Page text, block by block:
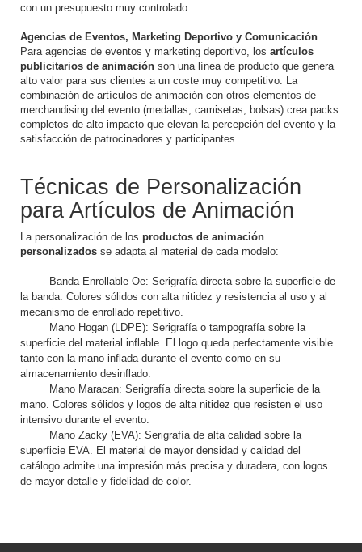
con un presupuesto muy controlado.
Agencias de Eventos, Marketing Deportivo y Comunicación
Para agencias de eventos y marketing deportivo, los artículos
publicitarios de animación son una línea de producto que genera
alto valor para sus clientes a un coste muy competitivo. La
combinación de artículos de animación con otros elementos de
merchandising del evento (medallas, camisetas, bolsas) crea packs
completos de alto impacto que elevan la percepción del evento y la
satisfacción de patrocinadores y participantes.
Técnicas de Personalización
para Artículos de Animación
La personalización de los productos de animación
personalizados se adapta al material de cada modelo:
Banda Enrollable Oe: Serigrafía directa sobre la superficie de
la banda. Colores sólidos con alta nitidez y resistencia al uso y al
mecanismo de enrollado repetitivo.
Mano Hogan (LDPE): Serigrafía o tampografía sobre la
superficie del material inflable. El logo queda perfectamente visible
tanto con la mano inflada durante el evento como en su
almacenamiento desinflado.
Mano Maracan: Serigrafía directa sobre la superficie de la
mano. Colores sólidos y logos de alta nitidez que resisten el uso
intensivo durante el evento.
Mano Zacky (EVA): Serigrafía de alta calidad sobre la
superficie EVA. El material de mayor densidad y calidad del
catálogo admite una impresión más precisa y duradera, con logos
de mayor detalle y fidelidad de color.